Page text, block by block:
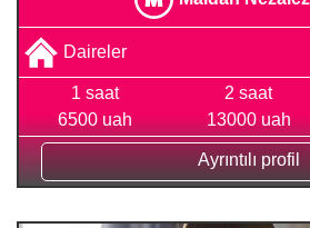
Daireler
1 saat
6500 uah
2 saat
13000 uah
Ayrıntılı profil